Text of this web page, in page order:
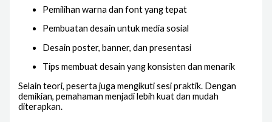
Pemilihan warna dan font yang tepat
Pembuatan desain untuk media sosial
Desain poster, banner, dan presentasi
Tips membuat desain yang konsisten dan menarik
Selain teori, peserta juga mengikuti sesi praktik. Dengan
demikian, pemahaman menjadi lebih kuat dan mudah
diterapkan.